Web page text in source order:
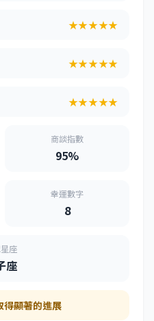
★★★★★
★★★★★
★★★★★
商談指數
95%
幸運數字
8
座
座
得顯著的進展